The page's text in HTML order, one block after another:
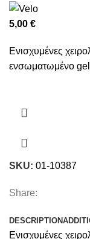
5,00 €
Ενισχυμένες
ενσωματωμένο
SKU: 01-10387
Share:
DESCRIPTION
Ενισχυμένες